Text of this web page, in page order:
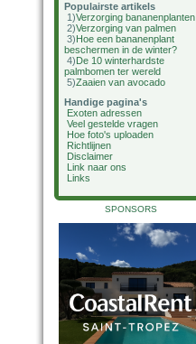
Populairste artikels
1)Verzorging bananenplanten
2)Verzorging van palmen
3)Hoe een bananenplant
beschermen in de winter?
4)De 10 winterhardste
palmbomen ter wereld
5)Zaaien van avocado
Handige pagina's
Exoten adressen
Veel gestelde vragen
Hoe foto's uploaden
Richtlijnen
Disclaimer
Link naar ons
Links
SPONSORS